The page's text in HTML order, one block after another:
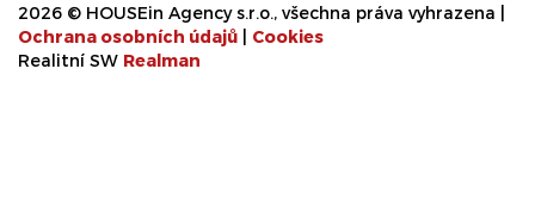
2026 © HOUSEin Agency s.r.o., všechna práva vyhrazena |
Ochrana osobních údajů
Cookies
Realitní SW Realman